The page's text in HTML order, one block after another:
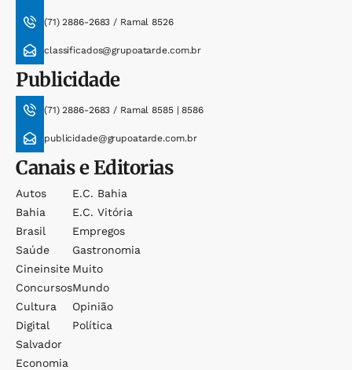
(71) 2886-2683 / Ramal 8526
classificados@grupoatarde.com.br
Publicidade
(71) 2886-2683 / Ramal 8585 | 8586
publicidade@grupoatarde.com.br
Canais e Editorias
Autos
Bahia
Brasil
Saúde
Cineinsite
Concursos
Cultura
Digital
Salvador
Economia
E.c. Bahia
E.c. Vitória
Empregos
Gastronomia
Muito
Mundo
Opinião
Política